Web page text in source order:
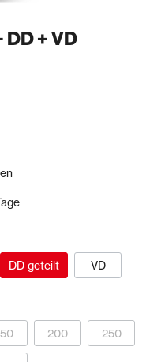
+ VD
DD geteilt VD
200 250